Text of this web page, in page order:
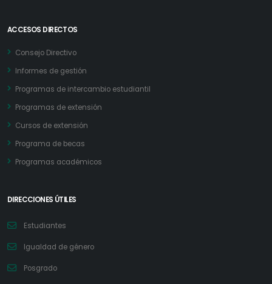
ACCESOS DIRECTOS
Consejo Directivo
Informes de gestión
Programas de intercambio estudiantil
Programas de extensión
Cursos de extensión
Programa de becas
Programas académicos
DIRECCIONES ÚTILES
Estudiantes
Igualdad de género
Posgrado